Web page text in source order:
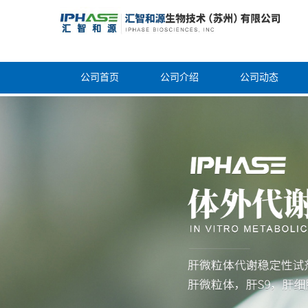
公司首页 公司介绍 公司动态